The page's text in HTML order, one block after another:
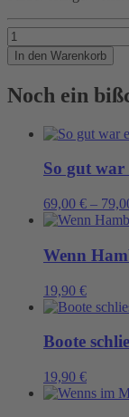
Kultursack
SEENOTRETTER
Menge
In den Warenkorb
Noch ein
So gut war
69,00 € –
Wenn
19,90 €
Boote
19,90 €